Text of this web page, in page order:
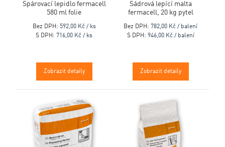
Spárovací lepidlo fermacell
580 ml folie
Bez DPH: 592,00 Kč / ks
S DPH: 716,00 Kč / ks
Zobrazit detaily
Sádrová lepící malta
fermacell, 20 kg pytel
Bez DPH: 782,00 Kč / balení
S DPH: 946,00 Kč / balení
Zobrazit detaily